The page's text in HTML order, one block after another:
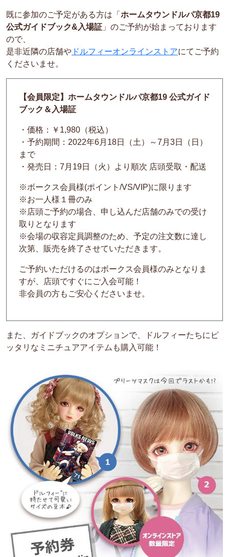
既に参加のご予定がある方は「 ホームタウンドルパ京都19
公式ガイドブック&入場証 」のご予約が始まっております
ので、
是非近隣の店舗や ドルフィーオンラインストアにてご予約
くださいませ。
【会員限定】ホームタウンドルパ京都19 公式ガイド
ブック＆入場証
・価格：￥1,980（税込）
・予約期間：2022年6月18日（土）～7月3日（日）
まで
・発売日： 7月19日（火）より順次 店頭受取・配送
※ボークス会員様(ポイント/VS/VIP)に限ります
※お一人様１冊のみ
※店頭ご予約の場合、申し込んだ店舗のみでの受け
取りとなります
※会場の収容定員調整のため、予定の注文数に達し
次第、販売を終了させていただきます。
ご予約いただけるのはボークス会員様のみとなりま
すが、店頭ですぐにご入会可能！
非会員の方もご安心くださいませ。
また、ガイドブックのオプションで、ドルフィーたちにピ
ッタリなミニチュアアイテムも購入可能！